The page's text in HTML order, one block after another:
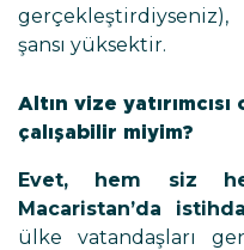
şansı yüksektir.
Altın vize
çalışabilir miyim?
Evet, hem siz
Macaristan’da
ülke vatandaşları